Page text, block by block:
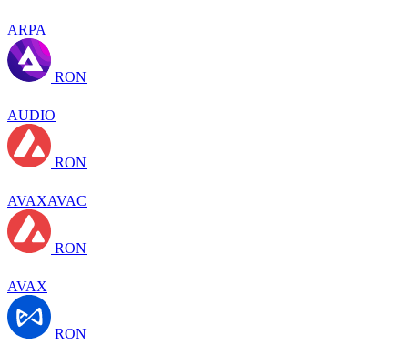
ARPA
RON
AUDIO
RON
AVAXAVAC
RON
AVAX
RON